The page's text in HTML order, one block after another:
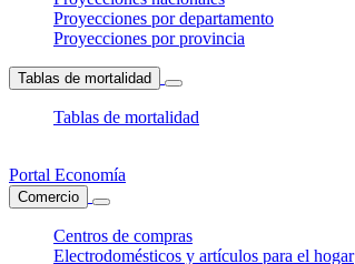
Proyecciones por departamento
Proyecciones por provincia
Tablas de mortalidad
Tablas de mortalidad
Portal Economía
Comercio
Centros de compras
Electrodomésticos y artículos para el hogar